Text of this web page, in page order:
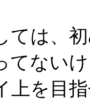
ては、
てない
上を目